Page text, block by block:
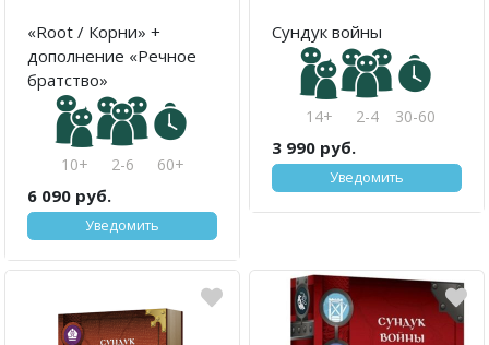
«Root / Корни» +
дополнение «Речное
братство»
10+ 2-6 60+
6 090 руб.
Уведомить
Сундук войны
14+ 2-4 30-60
3 990 руб.
Уведомить